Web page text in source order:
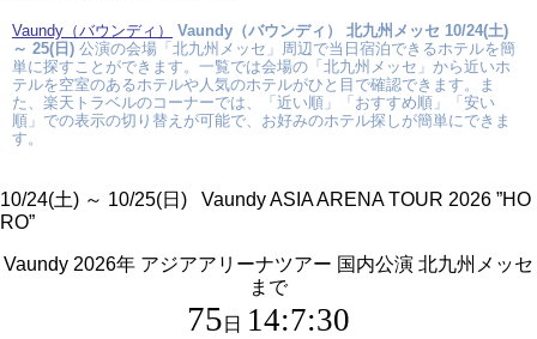
Vaundy（バウンディ）
Vaundy（バウンディ） 北九州メッセ 10/24(土)
～ 25(日) 公演の会場「北九州メッセ」周辺で当日宿泊できるホテルを簡
単に探すことができます。一覧では会場の「北九州メッセ」から近いホ
テルを空室のあるホテルや人気のホテルがひと目で確認できます。ま
た、楽天トラベルのコーナーでは、「近い順」「おすすめ順」「安い
順」での表示の切り替えが可能で、お好みのホテル探しが簡単にできま
す。
10/24(土) ～ 10/25(日) Vaundy ASIA ARENA TOUR 2026 ”HO
RO”
Vaundy 2026年 アジアアリーナツアー 国内公演 北九州メッセ
まで
75 日 14:7:29